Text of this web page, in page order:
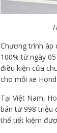
Chương trình áp
100% từ ngày
điều kiện của
cho mỗi xe
Tại Việt Nam,
bán từ 998 triệu
thể tiết kiệm